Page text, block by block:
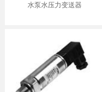
水泵水压力变送器